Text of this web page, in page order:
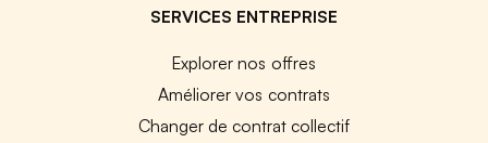
SERVICES ENTREPRISE
Explorer nos offres
Améliorer vos contrats
Changer de contrat collectif